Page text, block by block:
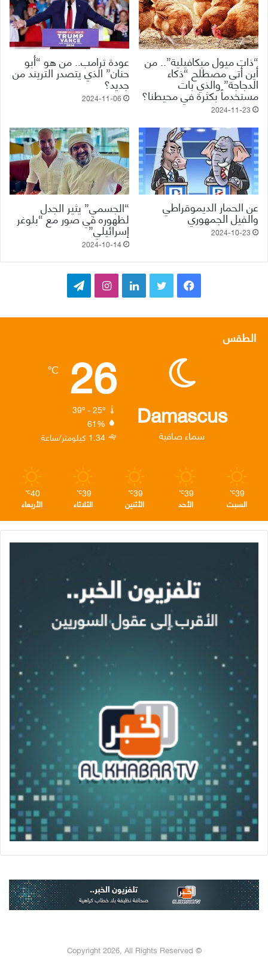
“ذات ميول ميكافيلية”.. من
أين أتى مصطلح “ذكاء
الدجاجة” والذي بات
مستخدماً بكثرة في محيطنا؟
2024-11-23
عودة ترامب.. من هو “أبو
حنان” الذي يتصدر التريند من
جديد؟
2024-11-06
عن الحمار الديموقراطي
والفيل الجمهوري
2024-10-23
“الجسمي” يثير الجدل
لظهوره في صور مع “بلوغر
إسرائيلي”
2024-10-14
ب
و
ق
ر
ا
ر
ا
الطقس
Damascus
سماء صافية
26
℃
39º - 25º
61%
1.34 كيلومتر/ساعة
39
℃
السبت
39
℃
الأحد
39
℃
الأثنين
39
℃
الثلاثاء
40
℃
الأربعاء
© Copyright 2026, All Rights Reserved